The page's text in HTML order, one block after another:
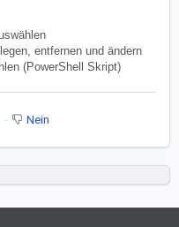
entfernen und ändern
(PowerShell Skript)
Nein